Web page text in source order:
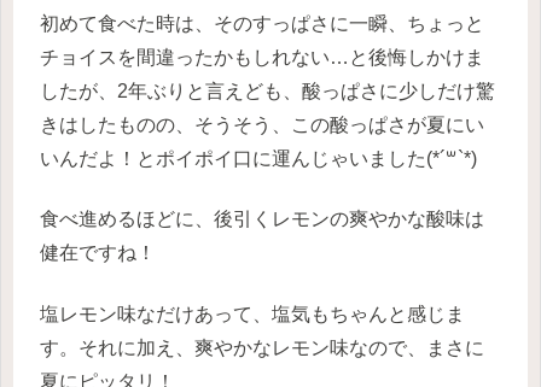
初めて食べた時は、そのすっぱさに一瞬、ちょっと
チョイスを間違ったかもしれない…と後悔しかけま
したが、2年ぶりと言えども、酸っぱさに少しだけ驚
きはしたものの、そうそう、この酸っぱさが夏にい
いんだよ！とポイポイ口に運んじゃいました(*´꒳`*)
食べ進めるほどに、後引くレモンの爽やかな酸味は
健在ですね！
塩レモン味なだけあって、塩気もちゃんと感じま
す。それに加え、爽やかなレモン味なので、まさに
夏にピッタリ！